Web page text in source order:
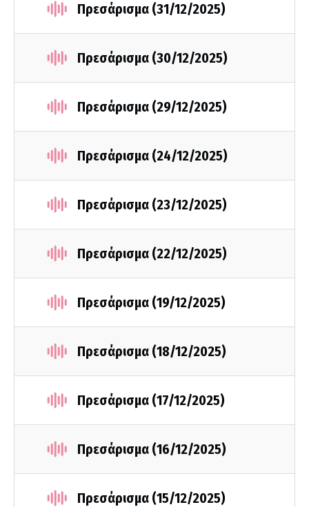
Πρεσάρισμα (31/12/2025)
Πρεσάρισμα (30/12/2025)
Πρεσάρισμα (29/12/2025)
Πρεσάρισμα (24/12/2025)
Πρεσάρισμα (23/12/2025)
Πρεσάρισμα (22/12/2025)
Πρεσάρισμα (19/12/2025)
Πρεσάρισμα (18/12/2025)
Πρεσάρισμα (17/12/2025)
Πρεσάρισμα (16/12/2025)
Πρεσάρισμα (15/12/2025)